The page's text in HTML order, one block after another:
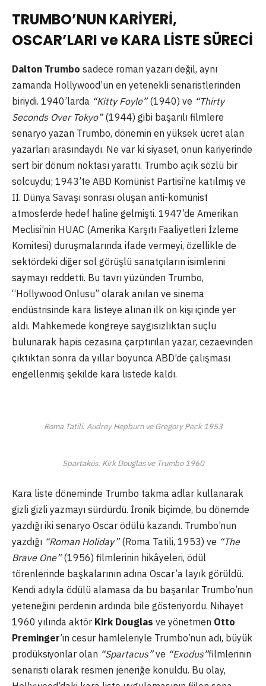
TRUMBO’NUN KARİYERİ,
OSCAR’LARI ve KARA LİSTE SÜRECİ
Dalton Trumbo sadece roman yazarı değil, aynı
zamanda Hollywood’un en yetenekli senaristlerinden
biriydi. 1940’larda “Kitty Foyle”(1940) ve “Thirty
Seconds Over Tokyo”(1944) gibi başarılı filmlere
senaryo yazan Trumbo, dönemin en yüksek ücret alan
yazarları arasındaydı. Ne var ki siyaset, onun kariyerinde
sert bir dönüm noktası yarattı. Trumbo açık sözlü bir
solcuydu; 1943’te ABD Komünist Partisi’ne katılmış ve
II. Dünya Savaşı sonrası oluşan anti-komünist
atmosferde hedef haline gelmişti. 1947’de Amerikan
Meclisi’nin HUAC (Amerika Karşıtı Faaliyetleri İzleme
Komitesi) duruşmalarında ifade vermeyi, özellikle de
sektördeki diğer sol görüşlü sanatçıların isimlerini
saymayı reddetti. Bu tavrı yüzünden Trumbo,
“Hollywood Onlusu” olarak anılan ve sinema
endüstrisinde kara listeye alınan ilk on kişi içinde yer
aldı. Mahkemede kongreye saygısızlıktan suçlu
bulunarak hapis cezasına çarptırılan yazar, cezaevinden
çıktıktan sonra da yıllar boyunca ABD’de çalışması
engellenmiş şekilde kara listede kaldı.
Roma Tatili. Audrey Hepburn ve Gregory Peck 1953
Spartaküs. Kirk Douglas ve Trumbo 1960
Kara liste döneminde Trumbo takma adlar kullanarak
gizli gizli yazmayı sürdürdü. İronik biçimde, bu dönemde
yazdığı iki senaryo Oscar ödülü kazandı. Trumbo’nun
yazdığı “Roman Holiday”(Roma Tatili, 1953) ve “The
Brave One”(1956) filmlerinin hikâyeleri, ödül
törenlerinde başkalarının adına Oscar’a layık görüldü.
Kendi adıyla ödülü alamasa da bu başarılar Trumbo’nun
yeteneğini perdenin ardında bile gösteriyordu. Nihayet
1960 yılında aktör Kirk Douglas ve yönetmen Otto
Preminger’in cesur hamleleriyle Trumbo’nun adı, büyük
prodüksiyonlar olan “Spartacus”ve “Exodus”filmlerinin
senaristi olarak resmen jeneriğe konuldu. Bu olay,